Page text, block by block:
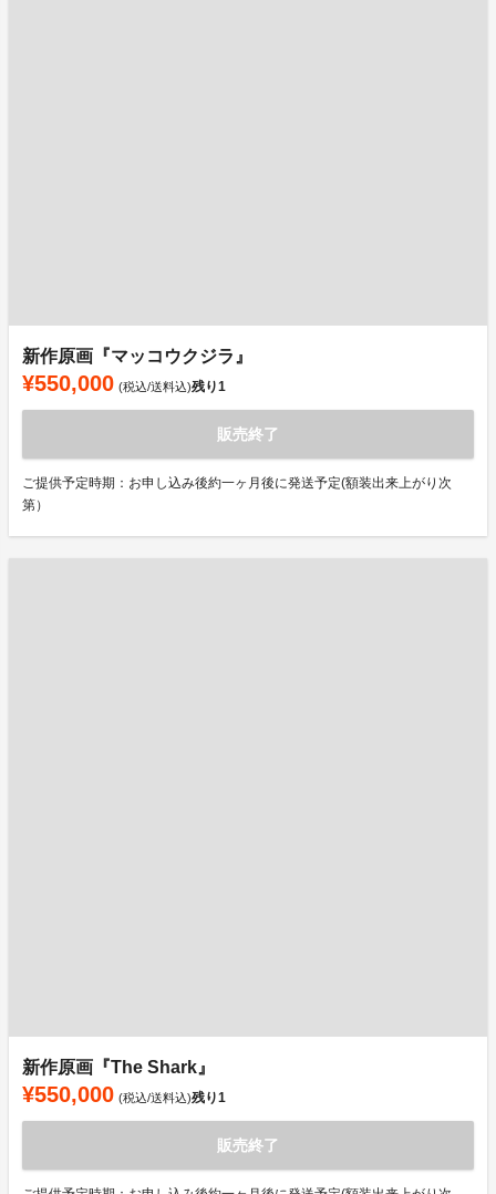
新作原画『マッコウクジラ』
¥550,000 (税込/送料込)残り1
販売終了
ご提供予定時期：お申し込み後約一ヶ月後に発送予定(額装出来上がり次
第）
新作原画『The Shark』
¥550,000 (税込/送料込)残り1
販売終了